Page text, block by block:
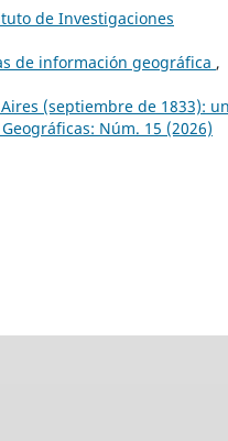
de Investigaciones
de información geográfica ,
(septiembre de 1833):
Núm. 15 (2026)